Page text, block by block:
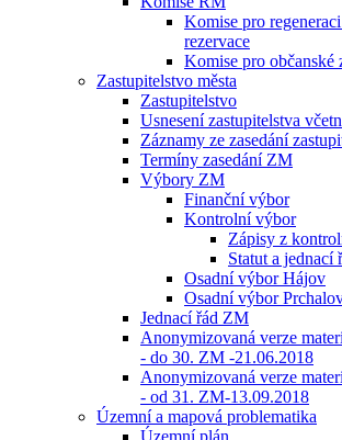
Komise pro
rezervace
Komise pro občanské
Zastupitelstvo města
Zastupitelstvo
Usnesení zastupitelstva
Záznamy ze zasedání
Termíny zasedání ZM
Výbory ZM
Finanční výbor
Kontrolní výbor
Zápisy z
Statut a jednací
Osadní výbor Hájov
Osadní výbor
Jednací řád ZM
Anonymizovaná verze
- do 30. ZM -21.06.2018
Anonymizovaná verze
- od 31. ZM-13.09.2018
Územní a mapová problematika
Územní plán